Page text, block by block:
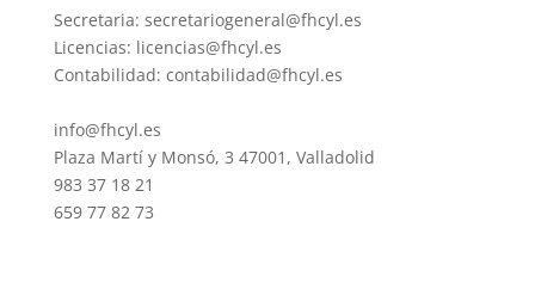
Secretaria: secretariogeneral@fhcyl.es
Licencias: licencias@fhcyl.es
Contabilidad: contabilidad@fhcyl.es
info@fhcyl.es
Plaza Martí y Monsó, 3 47001, Valladolid
983 37 18 21
659 77 82 73